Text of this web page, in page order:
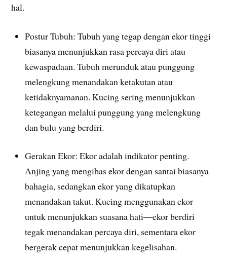
hal.
Postur Tubuh: Tubuh yang tegap dengan ekor tinggi
biasanya menunjukkan rasa percaya diri atau
kewaspadaan. Tubuh merunduk atau punggung
melengkung menandakan ketakutan atau
ketidaknyamanan. Kucing sering menunjukkan
ketegangan melalui punggung yang melengkung
dan bulu yang berdiri.
Gerakan Ekor: Ekor adalah indikator penting.
Anjing yang mengibas ekor dengan santai biasanya
bahagia, sedangkan ekor yang dikatupkan
menandakan takut. Kucing menggunakan ekor
untuk menunjukkan suasana hati—ekor berdiri
tegak menandakan percaya diri, sementara ekor
bergerak cepat menunjukkan kegelisahan.